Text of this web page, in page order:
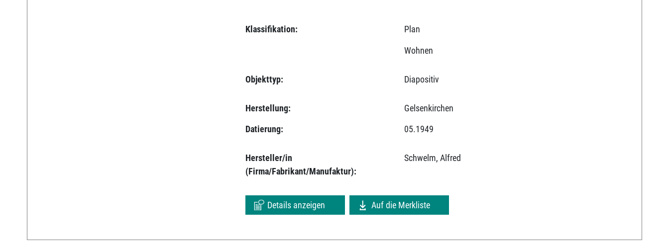
Klassifikation: Plan
Wohnen
Objekttyp: Diapositiv
Herstellung:
Gelsenkirchen
Datierung:
05.1949
Hersteller/in
(Firma/Fabrikant/Manufaktur):
Schwelm, Alfred
Details anzeigen Auf die Merkliste